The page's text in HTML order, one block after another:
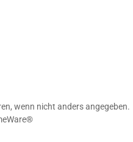
Thomashilfen
wenn nicht anders angegeben.